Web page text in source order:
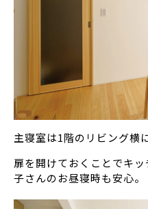
主寝室は1階のリビング横
扉を開けておくことでキ
子さんのお昼寝時も安心。